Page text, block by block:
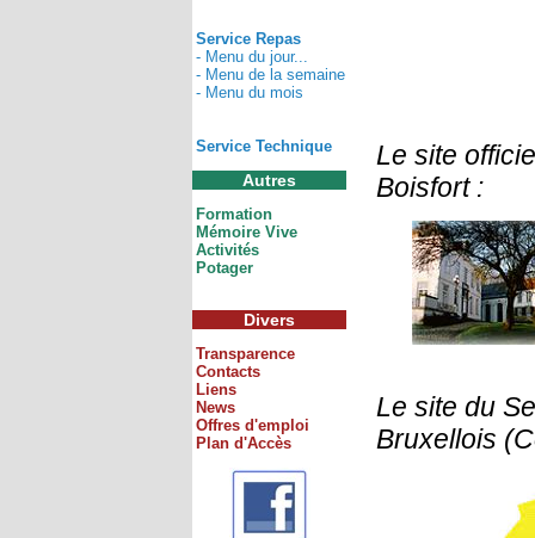
Service Repas
- Menu du jour...
- Menu de la semaine
- Menu du mois
Service Technique
Autres
Formation
Mémoire Vive
Activités
Potager
Divers
Transparence
Contacts
Liens
News
Offres d'emploi
Plan d'Accès
Le site
Boisfort :
Le site du
Bruxellois